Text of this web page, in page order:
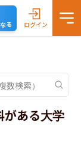
る ログイン
がある大学